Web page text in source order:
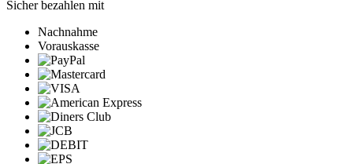
Sicher bezahlen mit
Nachnahme
Vorauskasse